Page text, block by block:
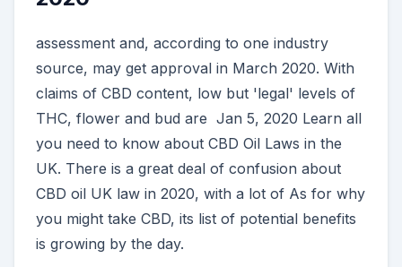
assessment and, according to one industry
source, may get approval in March 2020. With
claims of CBD content, low but 'legal' levels of
THC, flower and bud are Jan 5, 2020 Learn all
you need to know about CBD Oil Laws in the
UK. There is a great deal of confusion about
CBD oil UK law in 2020, with a lot of As for why
you might take CBD, its list of potential benefits
is growing by the day.